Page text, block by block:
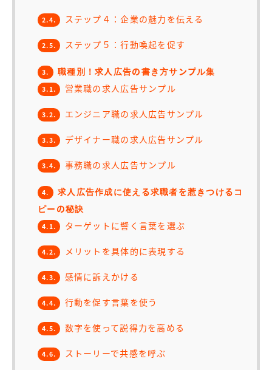
2.4. ステップ４：企業の魅力を伝える
2.5. ステップ５：行動喚起を促す
3. 職種別！求人広告の書き方サンプル集
3.1. 営業職の求人広告サンプル
3.2. エンジニア職の求人広告サンプル
3.3. デザイナー職の求人広告サンプル
3.4. 事務職の求人広告サンプル
4.
求人広告作成に使える求職者を惹きつけるコ
ピーの秘訣
4.1. ターゲットに響く言葉を選ぶ
4.2. メリットを具体的に表現する
4.3. 感情に訴えかける
4.4. 行動を促す言葉を使う
4.5. 数字を使って説得力を高める
4.6. ストーリーで共感を呼ぶ